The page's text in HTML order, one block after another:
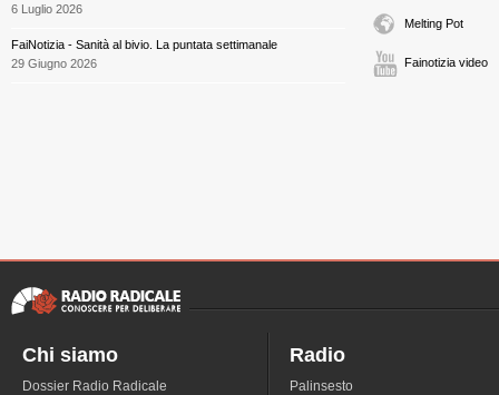
6 Luglio 2026
FaiNotizia - Sanità al bivio. La puntata settimanale
29 Giugno 2026
Melting Pot
Fainotizia video
Chi siamo
Dossier Radio Radicale
Radio
Palinsesto